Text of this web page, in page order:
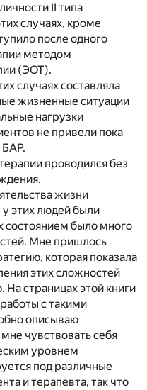
II типа
случаях, кроме
после одного
методом
(ЭОТ).
случаях составляла
жизненные ситуации
нагрузки
не привели пока
проводился без
жизни
этих людей были
состоянием было много
Мне пришлось
которая показала
этих сложностей
страницах этой книги
с такими
описываю
чувствовать себя
уровнем
под различные
и терапевта, так что